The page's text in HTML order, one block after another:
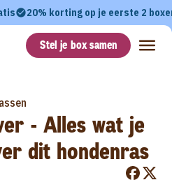
20% korting op je eerste 2
Stel je box samen
- Alles wat je
dit hondenras